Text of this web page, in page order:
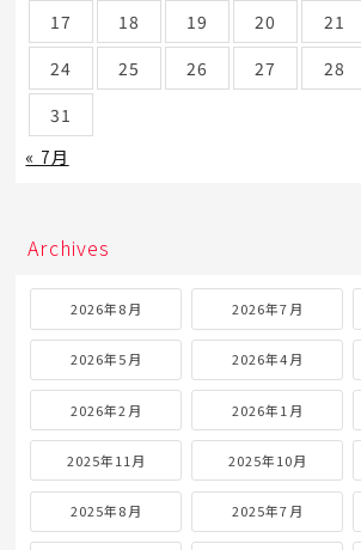
17 18 19 20 21
24
25 26 27 28
31
« 7月
Archives
2026年8月 2026年7月
2026年5月 2026年4月
2026年2月 2026年1月
2025年11月 2025年10月
2025年8月 2025年7月